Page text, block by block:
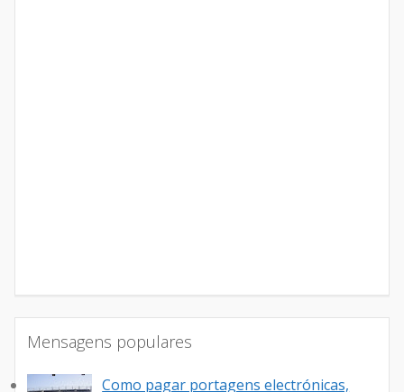
Mensagens populares
Como pagar portagens electrónicas,